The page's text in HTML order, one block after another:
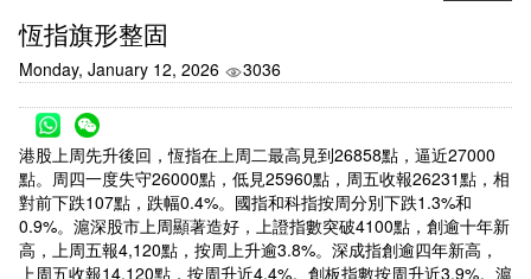
恆指旗形整固
Monday, January 12, 2026 3036
港股上周先升後回，恆指在上周二最高見到26858點，逼近27000
點。周四一度失守26000點，低見25960點，周五收報26231點，相
對前下跌107點，跌幅0.4%。國指和科指按周分別下跌1.3%和
0.9%。滬深股市上周顯著造好，上證指數突破4100點，創逾十年新
高，上周五報4,120點，按周上升逾3.8%。深成指創逾四年新高，
上周五收報14,120點，按周升近4.4%。創板指數按周升近3.9%。滬